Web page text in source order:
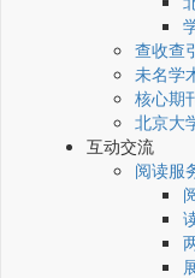
查收查
未名学
核心期
北京大
互动交流
阅读服